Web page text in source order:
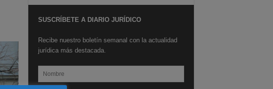
SUSCRÍBETE A DIARIO JURÍDICO
Recibe nuestro boletín semanal con la actualidad
jurídica más destacada.